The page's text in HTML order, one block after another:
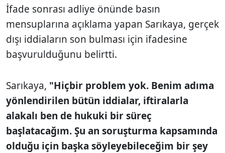
İfade sonrası adliye önünde basın
mensuplarına açıklama yapan Sarıkaya, gerçek
dışı iddiaların son bulması için ifadesine
başvurulduğunu belirtti.
Sarıkaya, "Hiçbir problem yok. Benim adıma
yönlendirilen bütün iddialar, iftiralarla
alakalı ben de hukuki bir süreç
başlatacağım. Şu an soruşturma kapsamında
olduğu için başka söyleyebileceğim bir şey